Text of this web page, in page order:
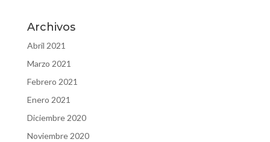
Archivos
Abril 2021
Marzo 2021
Febrero 2021
Enero 2021
Diciembre 2020
Noviembre 2020